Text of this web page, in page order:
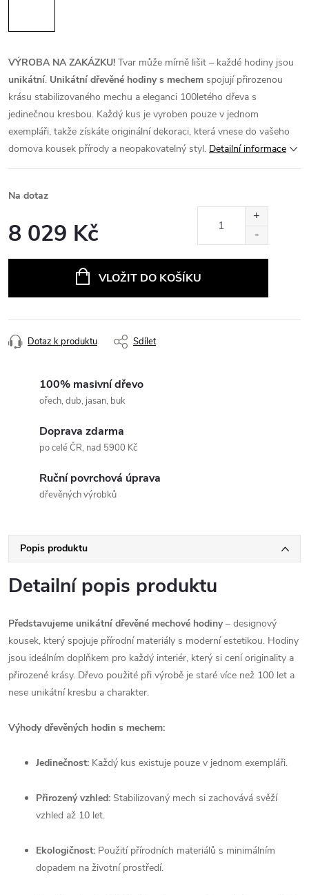
VÝROBA NA ZAKÁZKU! Tvar může mírně lišit – každé hodiny jsou
unikátní. Unikátní dřevěné hodiny s mechem spojují přirozenou
krásu stabilizovaného mechu a eleganci 100letého dřeva s
jedinečnou kresbou. Každý kus je vyroben pouze v jednom
exempláři, takže získáte originální dekoraci, která vnese do vašeho
domova kousek přírody a neopakovatelný styl. Detailní informace
Na dotaz
8 029 Kč
VLOŽIT DO KOŠÍKU
Dotaz k produktu Sdílet
100% masivní dřevo
ořech, dub, jasan, buk
Doprava zdarma
po celé ČR, nad 5900 Kč
Ruční povrchová úprava
dřevěných výrobků
Popis produktu
Detailní popis produktu
Představujeme unikátní dřevěné mechové hodiny– designový
kousek, který spojuje přírodní materiály s moderní estetikou. Hodiny
jsou ideálním doplňkem pro každý interiér, který si cení originality a
přirozené krásy. Dřevo použité při výrobě je staré více než 100 let a
nese unikátní kresbu a charakter.
Výhody dřevěných hodin s mechem:
Jedinečnost: Každý kus existuje pouze v jednom exempláři.
Přirozený vzhled: Stabilizovaný mech si zachovává svěží
vzhled až 10 let.
Ekologičnost: Použití přírodních materiálů s minimálním
dopadem na životní prostředí.